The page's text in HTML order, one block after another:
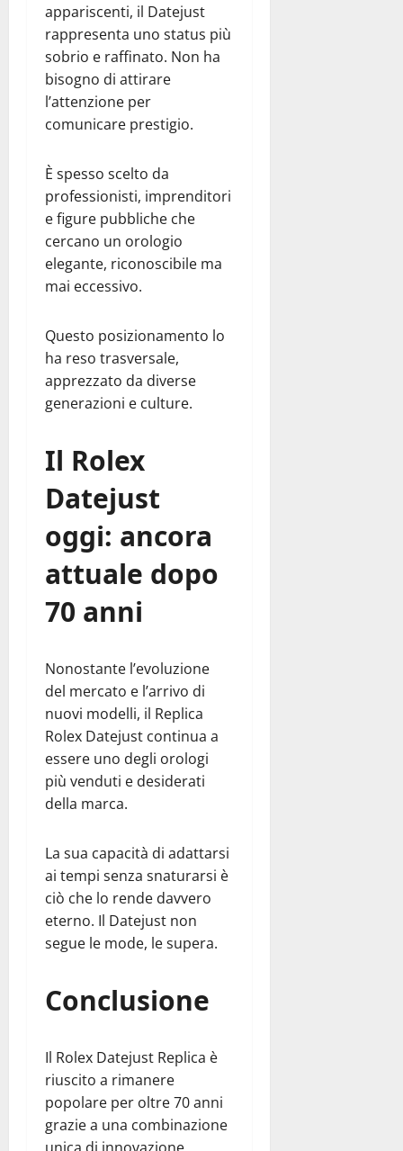
appariscenti, il Datejust
rappresenta uno status più
sobrio e raffinato. Non ha
bisogno di attirare
l’attenzione per
comunicare prestigio.
È spesso scelto da
professionisti, imprenditori
e figure pubbliche che
cercano un orologio
elegante, riconoscibile ma
mai eccessivo.
Questo posizionamento lo
ha reso trasversale,
apprezzato da diverse
generazioni e culture.
Il Rolex
Datejust
oggi: ancora
attuale dopo
70 anni
Nonostante l’evoluzione
del mercato e l’arrivo di
nuovi modelli, il Replica
Rolex Datejust continua a
essere uno degli orologi
più venduti e desiderati
della marca.
La sua capacità di adattarsi
ai tempi senza snaturarsi è
ciò che lo rende davvero
eterno. Il Datejust non
segue le mode, le supera.
Conclusione
Il Rolex Datejust Replica è
riuscito a rimanere
popolare per oltre 70 anni
grazie a una combinazione